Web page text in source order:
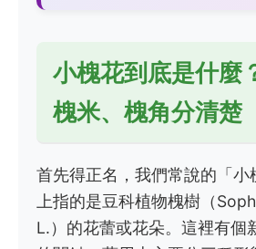
小槐花到底是什麼
槐米、槐角分清楚
首先得正名，我們常說的「小
上指的是豆科植物槐樹（
L.）的花蕾或花朵。這裡有個